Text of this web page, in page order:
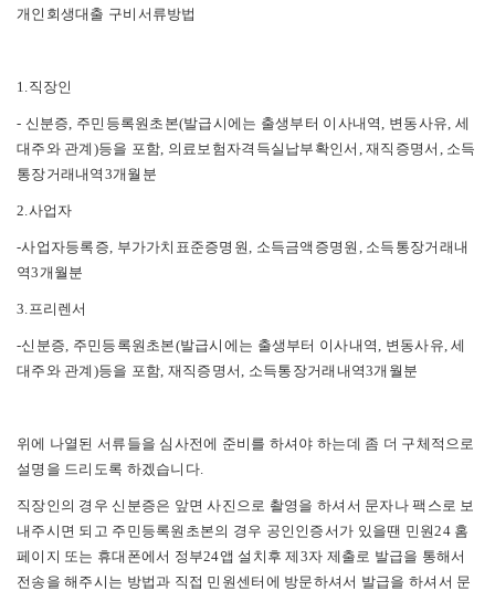
개인회생대출 구비서류방법
1.직장인
- 신분증, 주민등록원초본(발급시에는 출생부터 이사내역, 변동사유, 세
대주와 관계)등을 포함, 의료보험자격득실납부확인서, 재직증명서, 소득
통장거래내역3개월분
2.사업자
-사업자등록증, 부가가치표준증명원, 소득금액증명원, 소득통장거래내
역3개월분
3.프리렌서
-신분증, 주민등록원초본(발급시에는 출생부터 이사내역, 변동사유, 세
대주와 관계)등을 포함, 재직증명서, 소득통장거래내역3개월분
위에 나열된 서류들을 심사전에 준비를 하셔야 하는데 좀 더 구체적으로
설명을 드리도록 하겠습니다.
직장인의 경우 신분증은 앞면 사진으로 촬영을 하셔서 문자나 팩스로 보
내주시면 되고 주민등록원초본의 경우 공인인증서가 있을땐 민원24 홈
페이지 또는 휴대폰에서 정부24앱 설치후 제3자 제출로 발급을 통해서
전송을 해주시는 방법과 직접 민원센터에 방문하셔서 발급을 하셔서 문